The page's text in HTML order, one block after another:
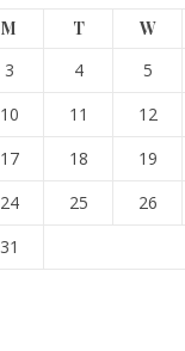
M T W
3 4 5
10 11 12
17 18 19
24 25 26
31